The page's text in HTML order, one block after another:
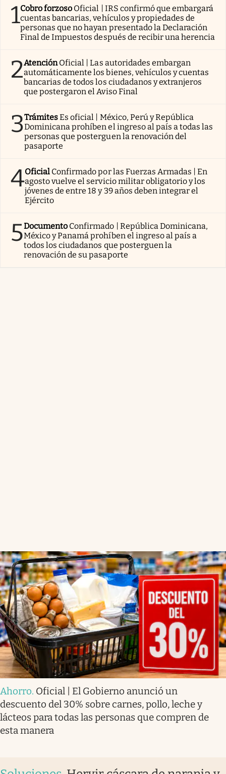
1Cobro forzoso Oficial | IRS confirmó que embargará
cuentas bancarias, vehículos y propiedades de
personas que no hayan presentado la Declaración
Final de Impuestos después de recibir una herencia
2AtenciónOficial | Las autoridades embargan
automáticamente los bienes, vehículos y cuentas
bancarias de todos los ciudadanos y extranjeros
que postergaron el Aviso Final
3TrámitesEs oficial | México, Perú y República
Dominicana prohíben el ingreso al país a todas las
personas que posterguen la renovación del
pasaporte
4Oficial Confirmado por las Fuerzas Armadas | En
agosto vuelve el servicio militar obligatorio y los
jóvenes de entre 18 y 39 años deben integrar el
Ejército
5Documento Confirmado | República Dominicana,
México y Panamá prohíben el ingreso al país a
todos los ciudadanos que posterguen la
renovación de su pasaporte
Ahorro. Oficial | El Gobierno anunció un
descuento del 30% sobre carnes, pollo, leche y
lácteos para todas las personas que compren de
esta manera